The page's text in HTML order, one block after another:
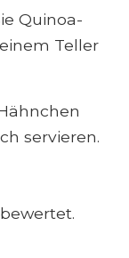
Quinoa-
Teller
servieren.